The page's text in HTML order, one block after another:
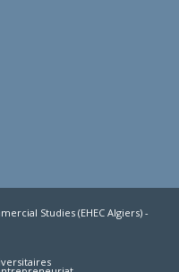
Studies (EHEC Algiers) -